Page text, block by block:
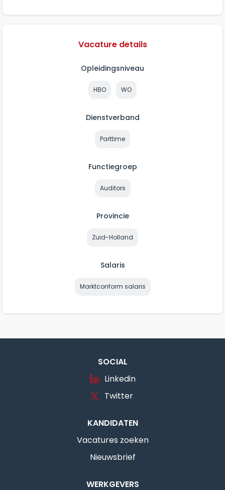
Vacature details
Opleidingsniveau
HBO WO
Dienstverband
Parttime
Functiegroep
Auditors
Provincie
Zuid-Holland
Salaris
Marktconform salaris
SOCIAL
Linkedin
Twitter
KANDIDATEN
Vacatures zoeken
Nieuwsbrief
WERKGEVERS